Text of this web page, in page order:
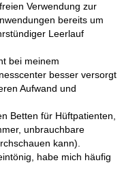
Verwendung zur
bereits um
Leerlauf
bei meinem
besser versorgt
Aufwand und
Betten für Hüftpatienten,
unbrauchbare
kann).
habe mich häufig